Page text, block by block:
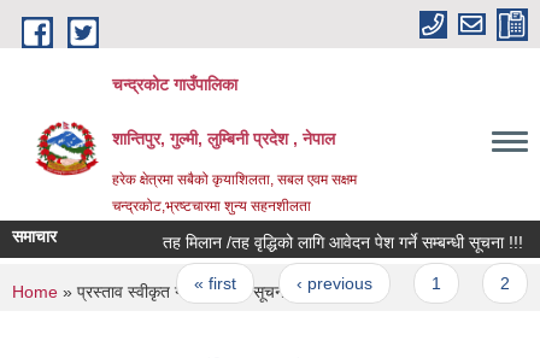
Skip to main content
चन्द्रकोट गाउँपालिका
शान्तिपुर, गुल्मी, लुम्बिनी प्रदेश , नेपाल
हरेक क्षेत्रमा सबैको कृयाशिलता, सबल एवम सक्षम
चन्द्रकोट,भ्रष्टचारमा शुन्य सहनशीलता
समाचार तह मिलान /तह वृद्धिको लागि आवेदन पेश गर्ने सम्बन्धी सूचना !!!
Pages
« first ‹ previous
You are here
Home » प्रस्ताव स्वीकृत गर्ने आशयको सूचना